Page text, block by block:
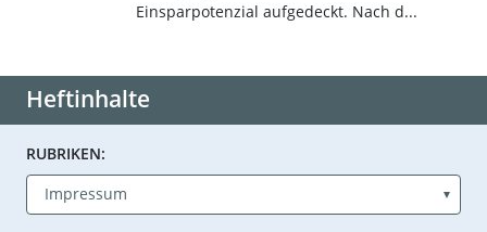
Einsparpotenzial aufgedeckt. Nach d...
Heftinhalte
RUBRIKEN: